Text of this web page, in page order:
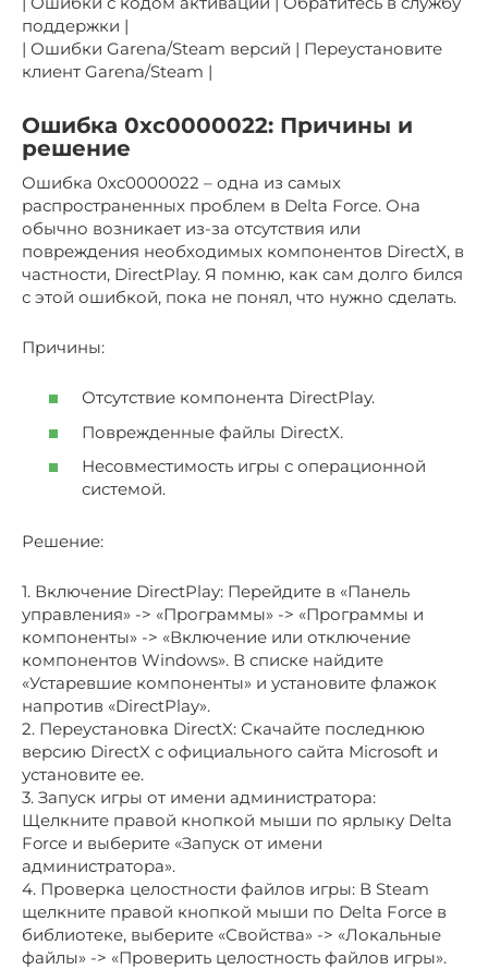
поддержки |
| Ошибки Garena/Steam версий | Переустановите
клиент Garena/Steam |
Ошибка 0xc0000022: Причины и
решение
Ошибка 0xc0000022 – одна из самых
распространенных проблем в Delta Force. Она
обычно возникает из-за отсутствия или
повреждения необходимых компонентов DirectX, в
частности, DirectPlay. Я помню, как сам долго бился
с этой ошибкой, пока не понял, что нужно сделать.
Причины:
Отсутствие компонента DirectPlay.
Поврежденные файлы DirectX.
Несовместимость игры с операционной
системой.
Решение:
1. Включение DirectPlay: Перейдите в «Панель
управления» -> «Программы» -> «Программы и
компоненты» -> «Включение или отключение
компонентов Windows». В списке найдите
«Устаревшие компоненты» и установите флажок
напротив «DirectPlay».
2. Переустановка DirectX: Скачайте последнюю
версию DirectX с официального сайта Microsoft и
установите ее.
3. Запуск игры от имени администратора:
Щелкните правой кнопкой мыши по ярлыку Delta
Force и выберите «Запуск от имени
администратора».
4. Проверка целостности файлов игры: В Steam
щелкните правой кнопкой мыши по Delta Force в
библиотеке, выберите «Свойства» -> «Локальные
файлы» -> «Проверить целостность файлов игры».